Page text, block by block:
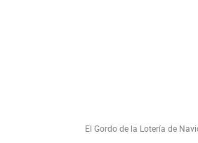
El Gordo de la Lotería de